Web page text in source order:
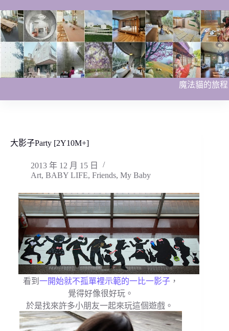
至
主
要
內
容
魔法貓的旅程
大影子Party [2Y10M+]
2013 年 12 月 15 日
Art, BABY LIFE, Friends, My Baby
看到一開始就不孤單裡示範的一比一影子 ，
覺得好像很好玩。
於是找來許多小朋友一起來玩這個遊戲。